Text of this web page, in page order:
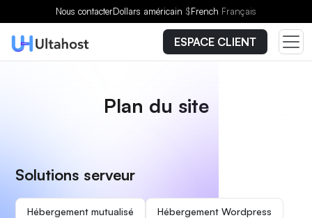
Nous contacterDollars américain $French Français
ESPACE CLIENT
Plan du site
Solutions serveur
Hébergement mutualisé Hébergement Wordpress